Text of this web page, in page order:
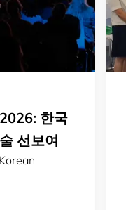
한국
선보여